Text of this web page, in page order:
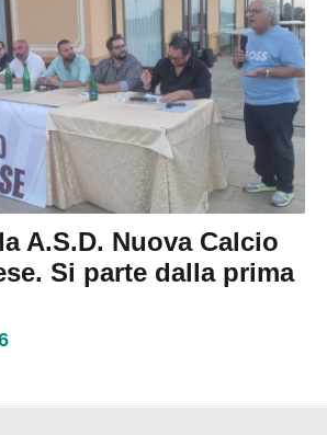
A.S.D. Nuova Calcio
Si parte dalla prima